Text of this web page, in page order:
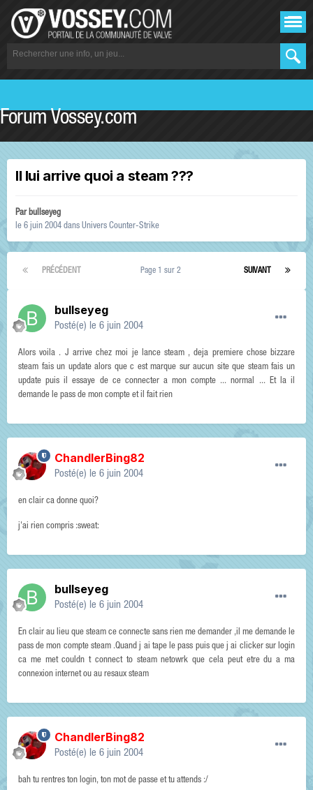
Forum Vossey.com
Il lui arrive quoi a steam ???
Parbullseyeg
le 6 juin 2004 dans Univers Counter-Strike
PRÉCÉDENT SUIVANT
Page 1 sur 2
bullseyeg
Posté(e) le 6 juin 2004
Alors voila . J arrive chez moi je lance steam , deja premiere chose bizzare
steam fais un update alors que c est marque sur aucun site que steam fais un
update puis il essaye de ce connecter a mon compte ... normal ... Et la il
demande le pass de mon compte et il fait rien
ChandlerBing82
Posté(e) le 6 juin 2004
en clair ca donne quoi?
j'ai rien compris :sweat:
bullseyeg
Posté(e) le 6 juin 2004
En clair au lieu que steam ce connecte sans rien me demander ,il me demande le
pass de mon compte steam .Quand j ai tape le pass puis que j ai clicker sur login
ca me met couldn t connect to steam netowrk que cela peut etre du a ma
connexion internet ou au resaux steam
ChandlerBing82
Posté(e) le 6 juin 2004
bah tu rentres ton login, ton mot de passe et tu attends :/